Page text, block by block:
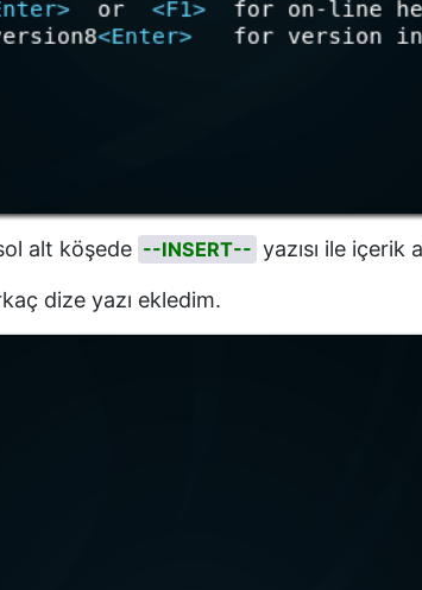
alt köşede --INSERT-- yazısı ile
dize yazı ekledim.